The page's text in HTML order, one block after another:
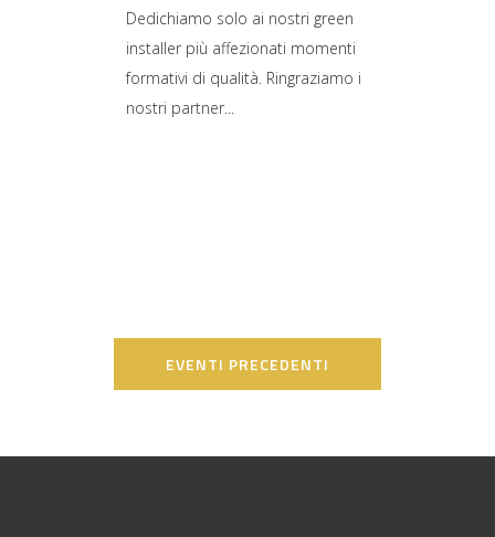
Dedichiamo solo ai nostri green
installer più affezionati momenti
formativi di qualità. Ringraziamo i
nostri partner
EVENTI PRECEDENTI